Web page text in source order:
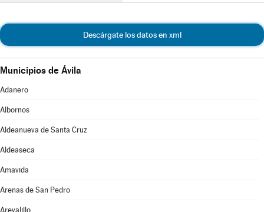
Descárgate los datos en xml
Municipios de Ávila
Adanero
Albornos
Aldeanueva de Santa Cruz
Aldeaseca
Amavida
Arenas de San Pedro
Arevalillo